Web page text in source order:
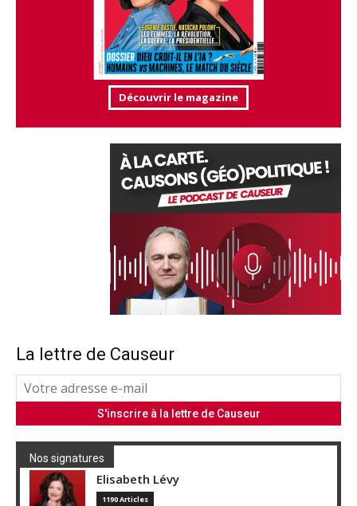
Découvrir le magazine
La lettre de Causeur
Nos signatures
Elisabeth Lévy
1190 Articles